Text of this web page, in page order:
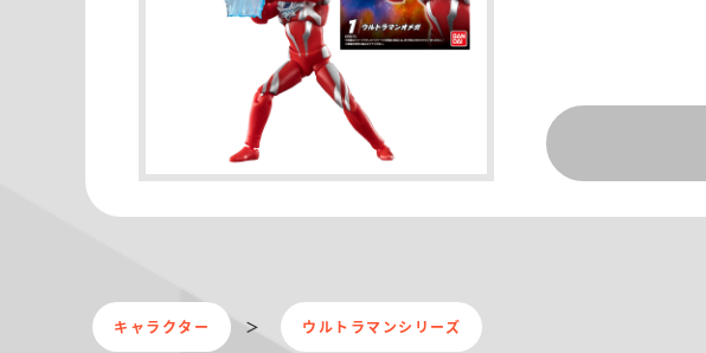
キャラクター ウルトラマンシリーズ